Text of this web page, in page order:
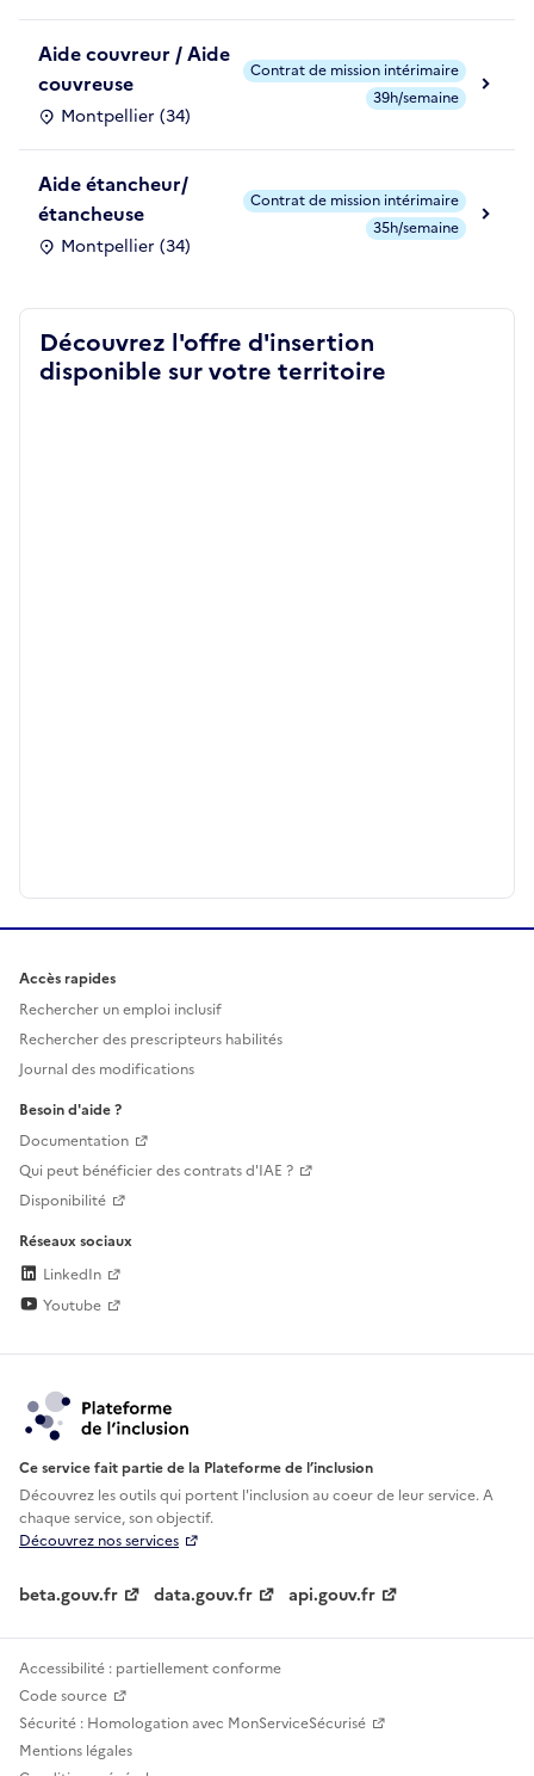
Aide couvreur / Aide
couvreuse
Montpellier (34)
Contrat de mission intérimaire
39h/semaine
Aide étancheur/
étancheuse
Montpellier (34)
Contrat de mission intérimaire
35h/semaine
Découvrez l'offre d'insertion
disponible sur votre territoire
Accès rapides
Rechercher un emploi inclusif
Rechercher des prescripteurs habilités
Journal des modifications
Besoin d'aide ?
Documentation
Qui peut bénéficier des contrats d'IAE ?
Disponibilité
Réseaux sociaux
LinkedIn
Youtube
Ce service fait partie de la Plateforme de l’inclusion
Découvrez les outils qui portent l'inclusion aucoeur de leur service. A
chaque service, son objectif.
Découvrez nos services
beta.gouv.fr data.gouv.fr api.gouv.fr
Accessibilité : partiellement conforme
Code source
Sécurité : Homologation avec MonServiceSécurisé
Mentions légales